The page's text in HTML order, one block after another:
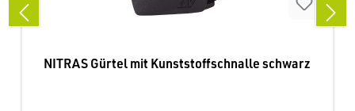
NITRAS Gürtel mit Kunststoffschnalle schwarz